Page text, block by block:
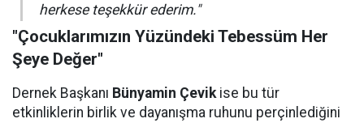
herkese teşekkür ederim."
"Çocuklarımızın Yüzündeki Tebessüm Her
Şeye Değer"
Dernek Başkanı Bünyamin Çevikise bu tür
etkinliklerin birlik ve dayanışma ruhunu perçinlediğini